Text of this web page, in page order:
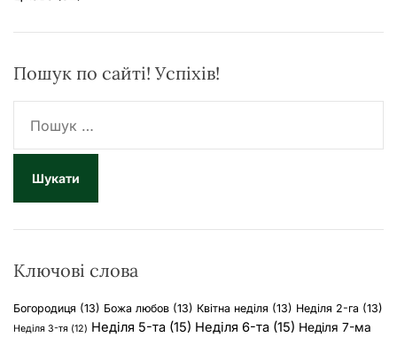
Пошук по сайті! Успіхів!
ш
к
Ключові слова
Богородиця (13) Божа любов (13) Квітна неділя (13) Неділя 2-га (13)
Неділя 3-тя (12) Неділя 5-та (15) Неділя 6-та (15) Неділя 7-ма